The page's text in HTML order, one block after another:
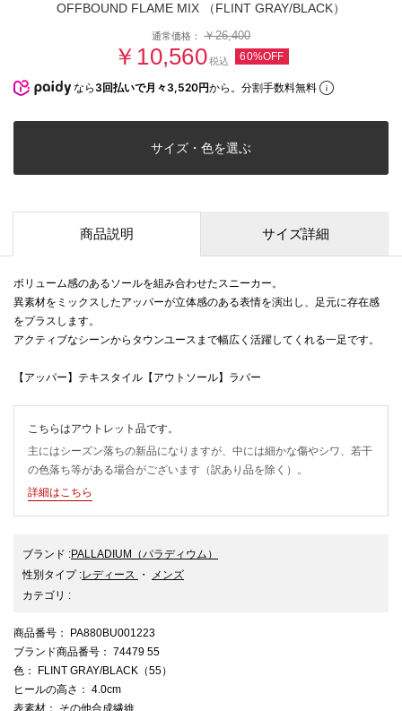
OFFBOUND FLAME MIX （FLINT GRAY/BLACK）
通常価格： ￥26,400
￥10,560税込 60%OFF
なら 3回払いで月々3,520円から。分割手数料無料
サイズ・色を選ぶ
商品説明 サイズ詳細
ボリューム感のあるソールを組み合わせたスニーカー。
異素材をミックスしたアッパーが立体感のある表情を演出し、足元に存在感
をプラスします。
アクティブなシーンからタウンユースまで幅広く活躍してくれる一足です。
【アッパー】テキスタイル【アウトソール】ラバー
こちらはアウトレット品です。
主にはシーズン落ちの新品になりますが、中には細かな傷やシワ、若干
の色落ち等がある場合がございます（訳あり品を除く）。
詳細はこちら
ブランド :PALLADIUM （パラディウム）
性別タイプ:レディース ・
メンズ
カテゴリ :
商品番号 ： PA880BU001223
ブランド商品番号 ： 74479 55
色 ： FLINT GRAY/BLACK（55）
ヒールの高さ ： 4.0cm
表素材 ： その他合成繊維